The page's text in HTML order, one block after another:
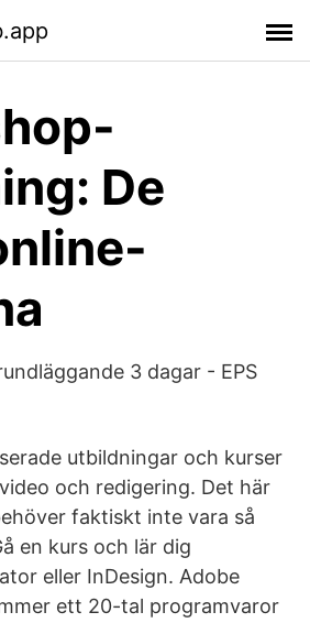
De
3 dagar - EPS
utbildningar och kurser
och redigering. Det här
faktiskt inte vara så
en kurs och lär dig
eller InDesign. Adobe
ett 20-tal programvaror